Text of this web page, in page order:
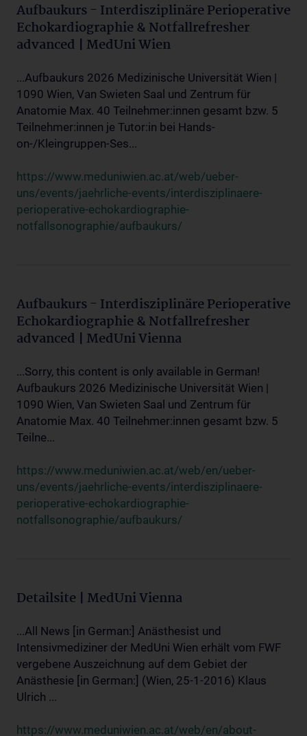
Aufbaukurs - Interdisziplinäre Perioperative
Echokardiographie & Notfallrefresher
advanced | MedUni Wien
...Aufbaukurs 2026 Medizinische Universität Wien |
1090 Wien, Van Swieten Saal und Zentrum für
Anatomie Max. 40 Teilnehmer:innen gesamt bzw. 5
Teilnehmer:innen je Tutor:in bei Hands-
on-/Kleingruppen-Ses...
https://www.meduniwien.ac.at/web/ueber-
uns/events/jaehrliche-events/interdisziplinaere-
perioperative-echokardiographie-
notfallsonographie/aufbaukurs/
Aufbaukurs - Interdisziplinäre Perioperative
Echokardiographie & Notfallrefresher
advanced | MedUni Vienna
...Sorry, this content is only available in German!
Aufbaukurs 2026 Medizinische Universität Wien |
1090 Wien, Van Swieten Saal und Zentrum für
Anatomie Max. 40 Teilnehmer:innen gesamt bzw. 5
Teilne...
https://www.meduniwien.ac.at/web/en/ueber-
uns/events/jaehrliche-events/interdisziplinaere-
perioperative-echokardiographie-
notfallsonographie/aufbaukurs/
Detailsite | MedUni Vienna
...All News [in German:] Anästhesist und
Intensivmediziner der MedUni Wien erhält vom FWF
vergebene Auszeichnung auf dem Gebiet der
Anästhesie [in German:] (Wien, 25-1-2016) Klaus
Ulrich ...
https://www.meduniwien.ac.at/web/en/about-